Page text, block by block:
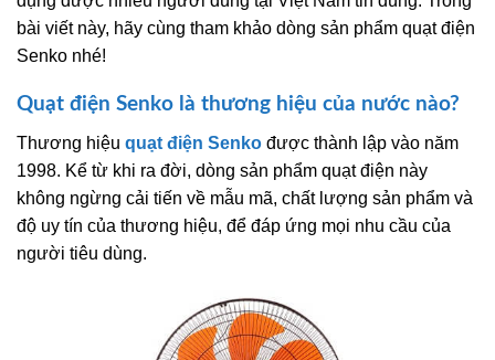
bài viết này, hãy cùng tham khảo dòng sản phẩm quạt điện
Senko nhé!
Quạt điện Senko là thương hiệu của nước nào?
Thương hiệu quạt điện Senko được thành lập vào năm
1998. Kể từ khi ra đời, dòng sản phẩm quạt điện này
không ngừng cải tiến về mẫu mã, chất lượng sản phẩm và
độ uy tín của thương hiệu, để đáp ứng mọi nhu cầu của
người tiêu dùng.